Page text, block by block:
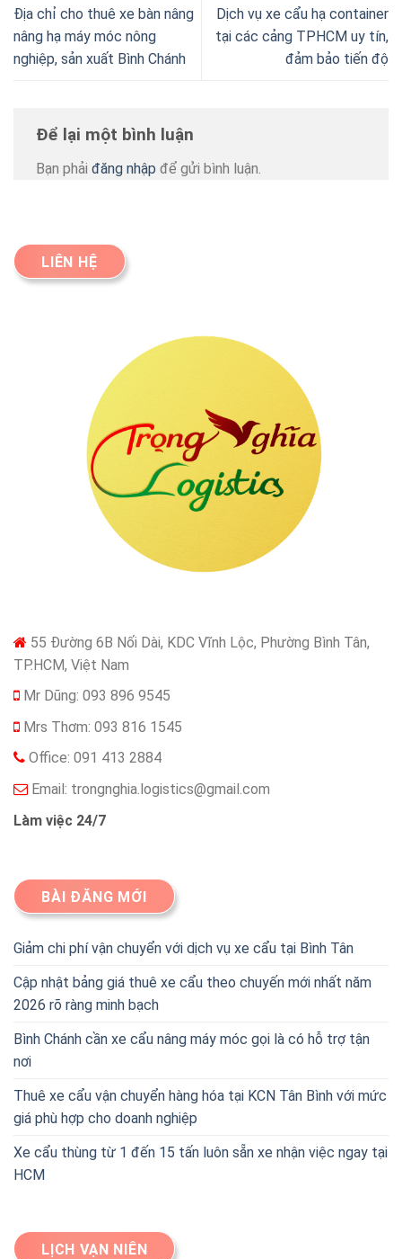
Địa chỉ cho thuê xe bàn nâng
nâng hạ máy móc nông
nghiệp, sản xuất Bình Chánh
Dịch vụ xe cẩu hạ container
tại các cảng TPHCM uy tín,
đảm bảo tiến độ
Để lại một bình luận
Bạn phải đăng nhập để gửi bình luận.
LIÊN HỆ
55 Đường 6B Nối Dài, KDC Vĩnh Lộc, Phường Bình Tân,
TP.HCM, Việt Nam
Mr Dũng: 093 896 9545
Mrs Thơm: 093 816 1545
Office: 091 413 2884
Email: trongnghia.logistics@gmail.com
Làm việc 24/7
BÀI ĐĂNG MỚI
Giảm chi phí vận chuyển với dịch vụ xe cẩu tại Bình Tân
Cập nhật bảng giá thuê xe cẩu theo chuyến mới nhất năm
2026 rõ ràng minh bạch
Bình Chánh cần xe cẩu nâng máy móc gọi là có hỗ trợ tận
nơi
Thuê xe cẩu vận chuyển hàng hóa tại KCN Tân Bình với mức
giá phù hợp cho doanh nghiệp
Xe cẩu thùng từ 1 đến 15 tấn luôn sẵn xe nhận việc ngay tại
HCM
LỊCH VẠN NIÊN